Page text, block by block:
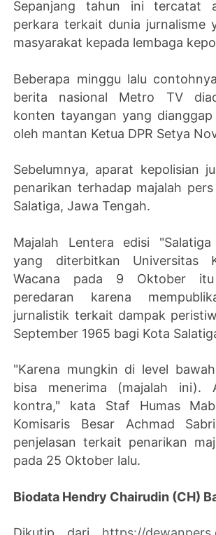
Sepanjang tahun ini tercatat
perkara terkait dunia jurnalisme
masyarakat kepada lembaga
Beberapa minggu lalu
berita nasional Metro TV
konten tayangan yang
oleh mantan Ketua DPR Setya
Sebelumnya, aparat kepolisian
penarikan terhadap majalah
Salatiga, Jawa Tengah.
Majalah Lentera edisi
yang diterbitkan Universitas
Wacana pada 9 Oktober
peredaran karena
jurnalistik terkait dampak
September 1965 bagi Kota
"Karena mungkin di level
bisa menerima (majalah ini).
kontra," kata Staf Humas
Komisaris Besar Achmad
penjelasan terkait penarikan
pada 25 Oktober lalu.
Biodata Hendry Chairudin (CH)